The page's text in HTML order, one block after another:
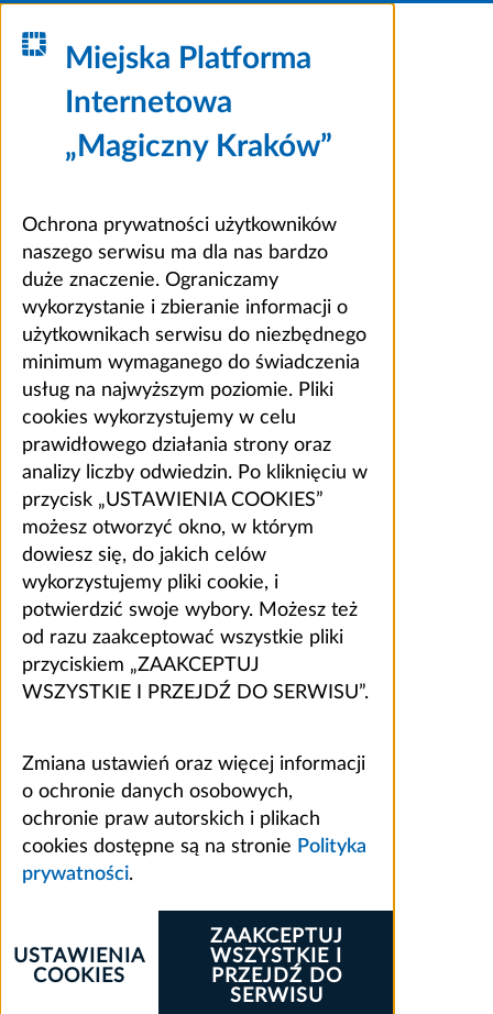
Miejska Platforma
Internetowa
„Magiczny Kraków”
Ochrona prywatności użytkowników
naszego serwisu ma dla nas bardzo
duże znaczenie. Ograniczamy
wykorzystanie i zbieranie informacji o
użytkownikach serwisu do niezbędnego
minimum wymaganego do świadczenia
usług na najwyższym poziomie. Pliki
cookies wykorzystujemy w celu
prawidłowego działania strony oraz
analizy liczby odwiedzin. Po kliknięciu w
przycisk „USTAWIENIA COOKIES”
możesz otworzyć okno, w którym
dowiesz się, do jakich celów
wykorzystujemy pliki cookie, i
potwierdzić swoje wybory. Możesz też
od razu zaakceptować wszystkie pliki
przyciskiem „ZAAKCEPTUJ
WSZYSTKIE I PRZEJDŹ DO SERWISU”.
Zmiana ustawień oraz więcej informacji
o ochronie danych osobowych,
ochronie praw autorskich i plikach
cookies dostępne są na stronie Polityka
prywatności.
ZAAKCEPTUJ
WSZYSTKIE I
PRZEJDŹ DO
SERWISU
USTAWIENIA
COOKIES